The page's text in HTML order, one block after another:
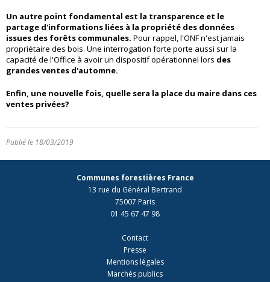
Un autre point fondamental est la transparence et le
partage d'informations liées à la propriété des données
issues des forêts communales. Pour rappel, l'ONF n'est jamais
propriétaire des bois. Une interrogation forte porte aussi sur la
capacité de l'Office à avoir un dispositif opérationnel lors des
grandes ventes d'automne.
Enfin, une nouvelle fois, quelle sera la place du maire dans ces
ventes privées?
Publié le 18/03/2019
Communes forestières France
13 rue du Général Bertrand
75007 Paris
01 45 67 47 98
Contact
Presse
Mentions légales
Marchés publics